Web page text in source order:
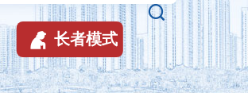

 长者模式